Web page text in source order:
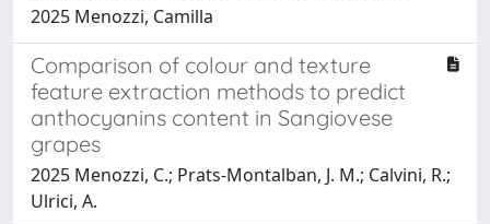
2025 Menozzi, Camilla
Comparison of colour and texture
feature extraction methods to predict
anthocyanins content in Sangiovese
grapes
2025 Menozzi, C.; Prats-Montalban, J. M.; Calvini, R.;
Ulrici, A.